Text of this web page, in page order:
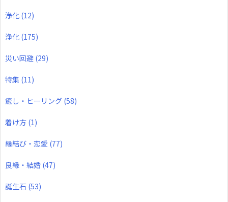
浄化 (12)
浄化 (175)
災い回避 (29)
特集 (11)
癒し・ヒーリング (58)
着け方 (1)
縁結び・恋愛 (77)
良縁・結婚 (47)
誕生石 (53)